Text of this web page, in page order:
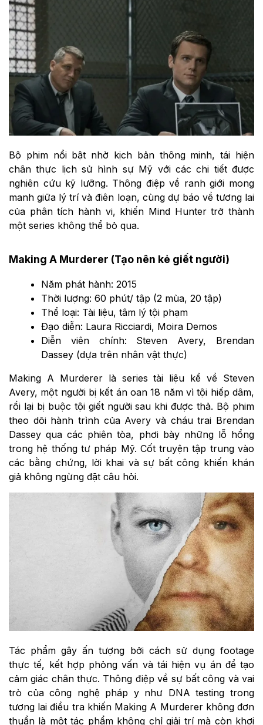
Bộ phim nổi bật nhờ kịch bản thông minh, tái hiện
chân thực lịch sử hình sự Mỹ với các chi tiết được
nghiên cứu kỹ lưỡng. Thông điệp về ranh giới mong
manh giữa lý trí và điên loạn, cùng dự báo về tương lai
của phân tích hành vi, khiến Mind Hunter trở thành
một series không thể bỏ qua.
Making A Murderer (Tạo nên kẻ giết người)
Năm phát hành: 2015
Thời lượng: 60 phút/ tập (2 mùa, 20 tập)
Thể loại: Tài liệu, tâm lý tội phạm
Đạo diễn: Laura Ricciardi, Moira Demos
Diễn viên chính: Steven Avery, Brendan
Dassey (dựa trên nhân vật thực)
Making A Murderer là series tài liệu kể về Steven
Avery, một người bị kết án oan 18 năm vì tội hiếp dâm,
rồi lại bị buộc tội giết người sau khi được thả. Bộ phim
theo dõi hành trình của Avery và cháu trai Brendan
Dassey qua các phiên tòa, phơi bày những lỗ hổng
trong hệ thống tư pháp Mỹ. Cốt truyện tập trung vào
các bằng chứng, lời khai và sự bất công khiến khán
giả không ngừng đặt câu hỏi.
Tác phẩm gây ấn tượng bởi cách sử dụng footage
thực tế, kết hợp phỏng vấn và tái hiện vụ án để tạo
cảm giác chân thực. Thông điệp về sự bất công và vai
trò của công nghệ pháp y như DNA testing trong
tương lai điều tra khiến Making A Murderer không đơn
thuần là một tác phẩm không chỉ giải trí mà còn khơi